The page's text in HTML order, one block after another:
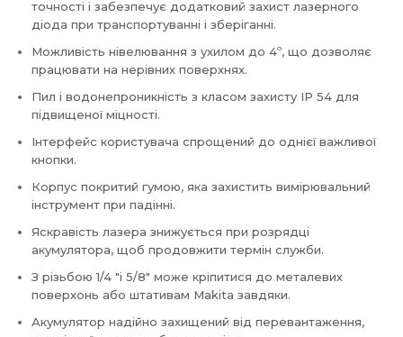
точності і забезпечує додатковий захист лазерного
діода при транспортуванні і зберіганні.
Можливість нівелювання з ухилом до 4º, що дозволяє
працювати на нерівних поверхнях.
Пил і водонепроникність з класом захисту IP 54 для
підвищеної міцності.
Інтерфейс користувача спрощений до однієї важливої ​​
кнопки.
Корпус покритий гумою, яка захистить вимірювальний
інструмент при падінні.
Яскравість лазера знижується при розрядці
акумулятора, щоб продовжити термін служби.
З різьбою 1/4 "і 5/8" може кріпитися до металевих
поверхонь або штативам Makita завдяки.
Акумулятор надійно захищений від перевантаження,